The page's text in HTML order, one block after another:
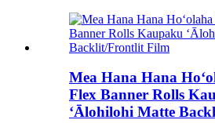
Mea Hana Hana
Flex Banner Rolls
ʻĀlohilohi Matte